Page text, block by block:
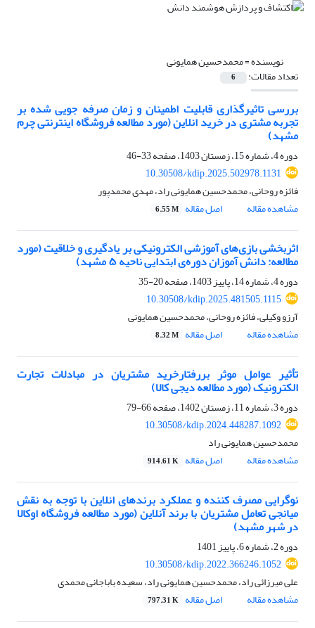
نویسنده =محمدحسین همایونی
تعداد مقالات: 6
بررسی تاثیرگذاری قابلیت اطمینان و زمان صرفه جویی شده بر
تجربه مشتری در خرید انلاین (مورد مطالعه فروشگاه اینترنتی چرم
مشهد)
دوره 4، شماره 15، زمستان 1403، صفحه
33-46
10.30508/kdip.2025.502978.1131
فائزه روحانی، محمدحسین همایونی راد، مهدی محمدپور
مشاهده مقاله
اصل مقاله 6.55 M
اثربخشی بازی‌های آموزشی الکترونیکی بر یادگیری و خلاقیت (مورد
مطالعه: دانش آموزان دوره‌ی ابتدایی ناحیه ۵ مشهد)
دوره 4، شماره 14، پاییز 1403، صفحه
20-35
10.30508/kdip.2025.481505.1115
آرزو وکیلی، فائزه روحانی، محمدحسین همایونی
مشاهده مقاله
اصل مقاله 8.32 M
تأثیر عوامل موثر بررفتارخرید مشتریان در مبادلات تجارت
الکترونیک (مورد مطالعه دیجی کالا)
دوره 3، شماره 11، زمستان 1402، صفحه
66-79
10.30508/kdip.2024.448287.1092
محمدحسین همایونی راد
مشاهده مقاله
اصل مقاله 914.61 K
نوگرایی مصرف کننده و عملکرد برندهای انلاین با توجه به نقش
میانجی تعامل مشتریان با برند آنلاین (مورد مطالعه فروشگاه اوکالا
در شهر مشهد)
دوره 2، شماره 6، پاییز 1401
10.30508/kdip.2022.366246.1052
علی میرزائی راد، محمدحسین همایونی راد، سعیده باباجانی محمدی
مشاهده مقاله
اصل مقاله 797.31 K